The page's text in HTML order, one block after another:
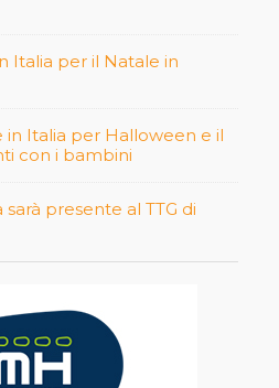
Italia per il Natale in
Italia per Halloween e il
con i bambini
presente al TTG di